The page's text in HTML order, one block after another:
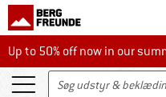
Up to 50% off now in our
Up to 50% off now in our